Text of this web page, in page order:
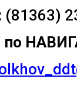
(81363)